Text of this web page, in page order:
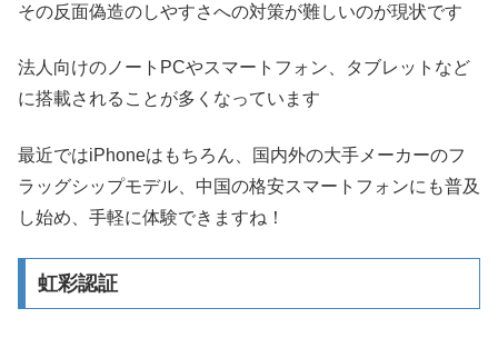
その反面偽造のしやすさへの対策が難しいのが現状です
法人向けのノートPCやスマートフォン、タブレットなど
に搭載されることが多くなっています
最近ではiPhoneはもちろん、国内外の大手メーカーのフ
ラッグシップモデル、中国の格安スマートフォンにも普及
し始め、手軽に体験できますね！
虹彩認証